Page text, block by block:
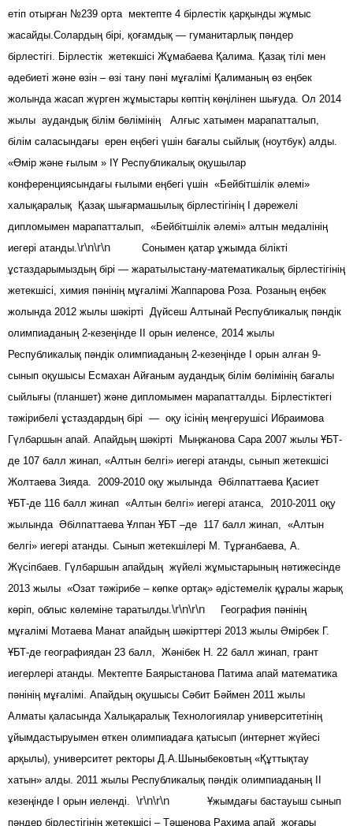
етіп отырған №239 орта мектепте 4 бірлестік қарқынды жұмыс
жасайды.Солардың бірі, қоғамдық — гуманитарлық пәндер
бірлестігі. Бірлестік жетекшісі Жұмабаева Қалима. Қазақ тілі мен
әдебиеті және өзін – өзі тану пәні мұғалімі Қалиманың өз еңбек
жолында жасап жүрген жұмыстары көптің көңілінен шығуда. Ол 2014
жылы аудандық білім бөлімінің Алғыс хатымен марапатталып,
білім саласындағы ерен еңбегі үшін бағалы сыйлық (ноутбук) алды.
«Өмір және ғылым » ІҮ Республикалық оқушылар
конференциясындағы ғылыми еңбегі үшін «Бейбітшілік әлемі»
халықаралық Қазақ шығармашылық бірлестігінің І дәрежелі
дипломымен марапатталып, «Бейбітшілік әлемі» алтын медалінің
иегері атанды.\r\n\r\n Сонымен қатар ұжымда білікті
ұстаздарымыздың бірі — жаратылыстану-математикалық бірлестігінің
жетекшісі, химия пәнінің мұғалімі Жаппарова Роза. Розаның еңбек
жолында 2012 жылы шәкірті Дүйсеш Алтынай Республикалық пәндік
олимпиаданың 2-кезеңінде ІІ орын иеленсе, 2014 жылы
Республикалық пәндік олимпиаданың 2-кезеңінде І орын алған 9-
сынып оқушысы Есмахан Айғаным аудандық білім бөлімінің бағалы
сыйлығы (планшет) және дипломымен марапатталды. Бірлестіктегі
тәжірибелі ұстаздардың бірі — оқу ісінің меңгерушісі Ибраимова
Гүлбаршын апай. Апайдың шәкірті Мыңжанова Сара 2007 жылы ҰБТ-
де 107 балл жинап, «Алтын белгі» иегері атанды, сынып жетекшісі
Жолтаева Зияда. 2009-2010 оқу жылында Әбілпаттаева Қасиет
ҰБТ-де 116 балл жинап «Алтын белгі» иегері атанса, 2010-2011 оқу
жылында Әбілпаттаева Ұлпан ҰБТ –де 117 балл жинап, «Алтын
белгі» иегері атанды. Сынып жетекшілері М. Тұрғанбаева, А.
Жүсіпбаев. Гүлбаршын апайдың жүйелі жұмыстарының нәтижесінде
2013 жылы «Озат тәжірибе – көпке ортақ» әдістемелік құралы жарық
көріп, облыс көлеміне таратылды.\r\n\r\n География пәнінің
мұғалімі Мотаева Манат апайдың шәкірттері 2013 жылы Әмірбек Г.
ҰБТ-де географиядан 23 балл, Жәнібек Н. 22 балл жинап, грант
иегерлері атанды. Мектепте Баярыстанова Патима апай математика
пәнінің мұғалімі. Апайдың оқушысы Сәбит Бәймен 2011 жылы
Алматы қаласында Халықаралық Технологиялар университетінің
ұйымдастыруымен өткен олимпиадаға қатысып (интернет жүйесі
арқылы), университет ректоры Д.А.Шыныбековтың «Құттықтау
хатын» алды. 2011 жылы Республикалық пәндік олимпиаданың ІІ
кезеңінде І орын иеленді. \r\n\r\n Ұжымдағы бастауыш сынып
пәндер бірлестігінің жетекшісі – Тәшенова Рахима апай жоғары